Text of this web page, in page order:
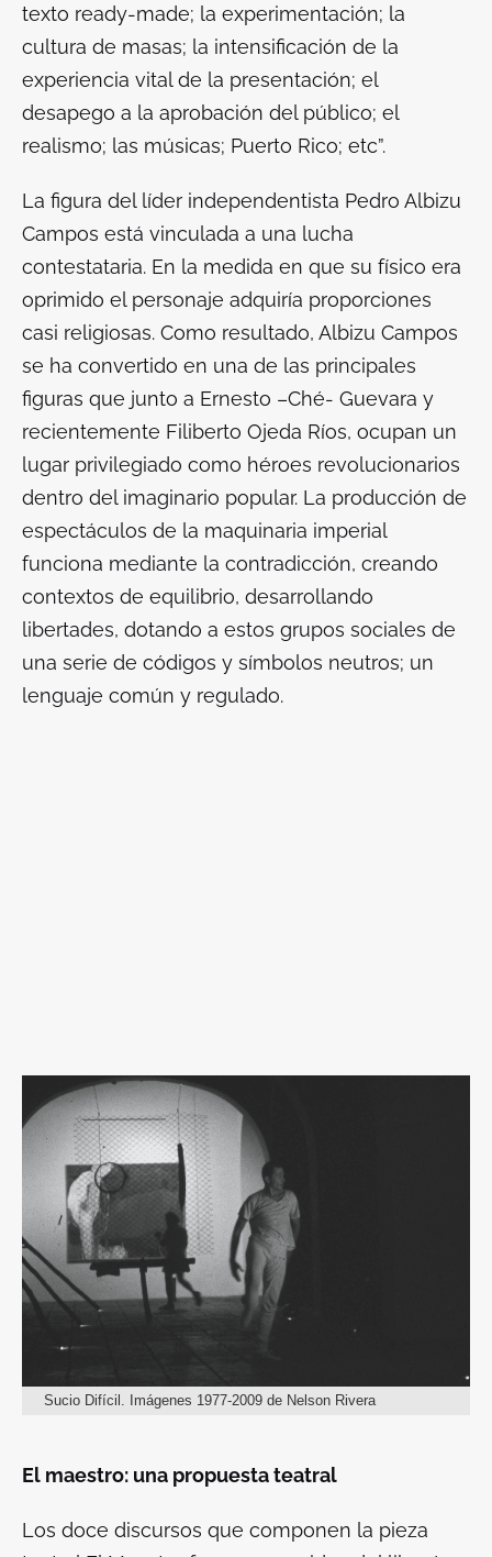
texto ready-made; la experimentación; la
cultura de masas; la intensificación de la
experiencia vital de la presentación; el
desapego a la aprobación del público; el
realismo; las músicas; Puerto Rico; etc”.
La figura del líder independentista Pedro Albizu
Campos está vinculada a una lucha
contestataria. En la medida en que su físico era
oprimido el personaje adquiría proporciones
casi religiosas. Como resultado, Albizu Campos
se ha convertido en una de las principales
figuras que junto a Ernesto –Ché- Guevara y
recientemente Filiberto Ojeda Ríos, ocupan un
lugar privilegiado como héroes revolucionarios
dentro del imaginario popular. La producción de
espectáculos de la maquinaria imperial
funciona mediante la contradicción, creando
contextos de equilibrio, desarrollando
libertades, dotando a estos grupos sociales de
una serie de códigos y símbolos neutros; un
lenguaje común y regulado.
Sucio Difícil. Imágenes 1977-2009 de Nelson Rivera
El maestro: una propuesta teatral
Los doce discursos que componen la pieza